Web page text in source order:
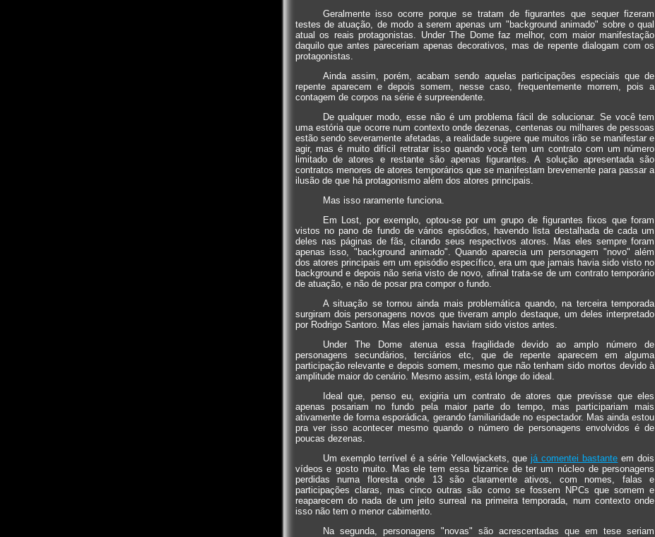
Geralmente isso ocorre porque se tratam de figurantes que sequer fizeram
testes de atuação, de modo a serem apenas um "background animado" sobre o qual
atual os reais protagonistas. Under The Dome faz melhor, com maior manifestação
daquilo que antes pareceriam apenas decorativos, mas de repente dialogam com os
protagonistas.
Ainda assim, porém, acabam sendo aquelas participações especiais que de
repente aparecem e depois somem, nesse caso, frequentemente morrem, pois a
contagem de corpos na série é surpreendente.
De qualquer modo, esse não é um problema fácil de solucionar. Se você tem
uma estória que ocorre num contexto onde dezenas, centenas ou milhares de pessoas
estão sendo severamente afetadas, a realidade sugere que muitos irão se manifestar e
agir, mas é muito difícil retratar isso quando você tem um contrato com um número
limitado de atores e restante são apenas figurantes. A solução apresentada são
contratos menores de atores temporários que se manifestam brevemente para passar a
ilusão de que há protagonismo além dos atores principais.
Mas isso raramente funciona.
Em Lost, por exemplo, optou-se por um grupo de figurantes fixos que foram
vistos no pano de fundo de vários episódios, havendo lista destalhada de cada um
deles nas páginas de fãs, citando seus respectivos atores. Mas eles sempre foram
apenas isso, "background animado". Quando aparecia um personagem "novo" além
dos atores principais em um episódio específico, era um que jamais havia sido visto no
background e depois não seria visto de novo, afinal trata-se de um contrato temporário
de atuação, e não de posar pra compor o fundo.
A situação se tornou ainda mais problemática quando, na terceira temporada
surgiram dois personagens novos que tiveram amplo destaque, um deles interpretado
por Rodrigo Santoro. Mas eles jamais haviam sido vistos antes.
Under The Dome atenua essa fragilidade devido ao amplo número de
personagens secundários, terciários etc, que de repente aparecem em alguma
participação relevante e depois somem, mesmo que não tenham sido mortos devido à
amplitude maior do cenário. Mesmo assim, está longe do ideal.
Ideal que, penso eu, exigiria um contrato de atores que previsse que eles
apenas posariam no fundo pela maior parte do tempo, mas participariam mais
ativamente de forma esporádica, gerando familiaridade no espectador. Mas ainda estou
pra ver isso acontecer mesmo quando o número de personagens envolvidos é de
poucas dezenas.
Um exemplo terrível é a série Yellowjackets, quejá comentei bastante em dois
vídeos e gosto muito. Mas ele tem essa bizarrice de ter um núcleo de personagens
perdidas numa floresta onde 13 são claramente ativos, com nomes, falas e
participações claras, mas cinco outras são como se fossem NPCs que somem e
reaparecem do nada de um jeito surreal na primeira temporada, num contexto onde
isso não tem o menor cabimento.
Na segunda, personagens "novas" são acrescentadas que em tese seriam